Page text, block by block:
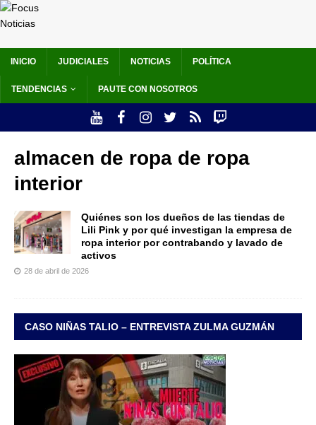
INICIO JUDICIALES NOTICIAS POLÍTICA
TENDENCIAS PAUTE CON NOSOTROS
almacen de ropa de ropa
interior
Quiénes son los dueños de las tiendas de
Lili Pink y por qué investigan la empresa de
ropa interior por contrabando y lavado de
activos
28 de abril de 2026
CASO NIÑAS TALIO – ENTREVISTA ZULMA GUZMÁN